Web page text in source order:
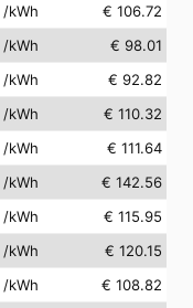
/kWh
€ 106.72
/kWh
€ 98.01
/kWh
€ 92.82
/kWh
€ 110.32
/kWh
€ 111.64
/kWh
€ 142.56
/kWh
€ 115.95
/kWh
€ 120.15
/kWh
€ 108.82